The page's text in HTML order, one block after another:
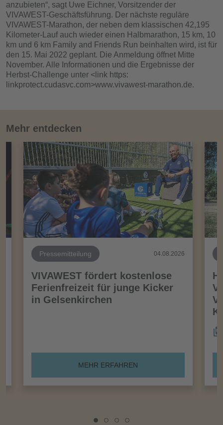
anzubieten“, sagt Uwe Eichner, Vorsitzender der
VIVAWEST-Geschäftsführung. Der nächste reguläre
VIVAWEST-Marathon, der neben dem klassischen 42,195
Kilometer-Lauf auch wieder einen Halbmarathon, 15 km, 10
km und 6 km Family and Friends Run beinhalten wird, ist für
den 15. Mai 2022 geplant. Die Anmeldung öffnet Mitte
November. Alle Informationen und die Ergebnisse der
Herbst-Challenge unter <link https:
linkprotect.cudasvc.com>www.vivawest-marathon.de.
Mehr entdecken
Pressemitteilung 04.08.2026
VIVAWEST fördert kostenlose
Ferienfreizeit für junge Kicker
in Gelsenkirchen
MEHR ERFAHREN